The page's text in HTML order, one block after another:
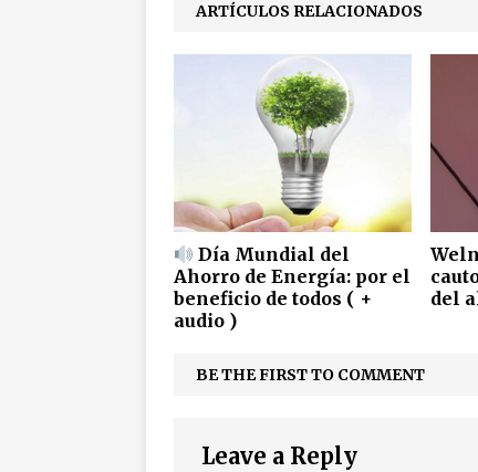
ARTÍCULOS RELACIONADOS
Día Mundial del
Ahorro de Energía: por el
beneficio de todos ( +
audio )
del
BE THE FIRST TO COMMENT
Leave a Reply